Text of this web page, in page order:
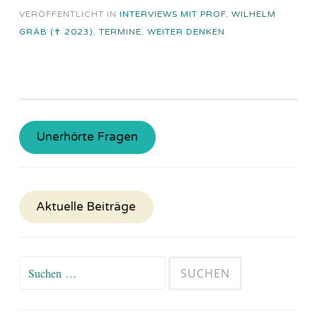
VERÖFFENTLICHT IN INTERVIEWS MIT PROF. WILHELM
GRÄB (✝ 2023), TERMINE, WEITER DENKEN
Unerhörte Fragen
Aktuelle Beiträge
Suchen